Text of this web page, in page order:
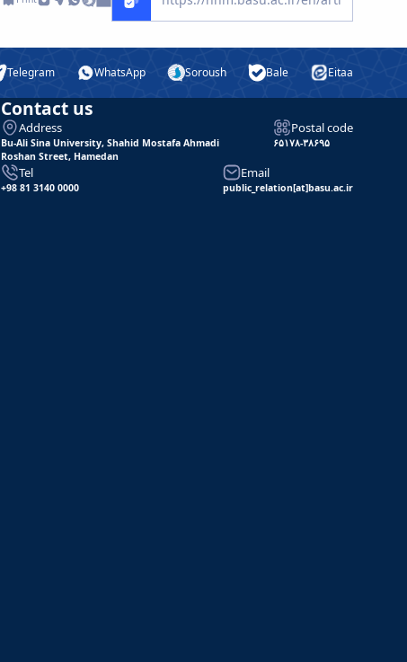
Telegram WhatsApp Soroush Bale Eitaa
Contact us
Address
Bu-Ali Sina University, Shahid Mostafa Ahmadi
Roshan Street, Hamedan
Postal code
۶۵۱۷۸-۳۸۶۹۵
Tel
+98 81 3140 0000
Email
public_relation[at]basu.ac.ir